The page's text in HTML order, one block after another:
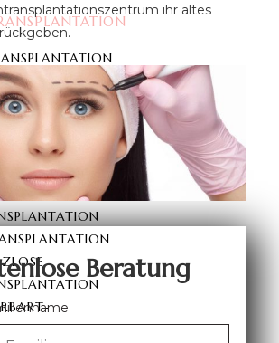
ihr altes
Beratung